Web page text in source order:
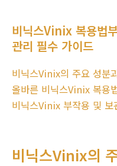
비닉스Vinix 복용법
관리 필수 가이드
비닉스Vinix의 주요 성분
올바른 비닉스Vinix 복용
비닉스Vinix 부작용 및 보
비닉스Vinix의